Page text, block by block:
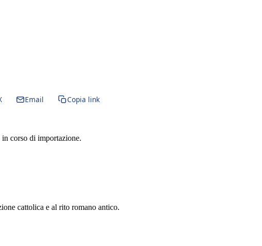
Email Copia link
corso di importazione.
cattolica e al rito romano antico.